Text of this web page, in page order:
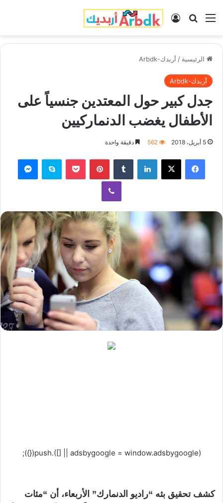
القائمة بحث عنتسجيل الدخول
الرئيسية / أربدك-Arbdk
أربدك-Arbdk
جدل كبير حول المعتدين جنسياً على
الأطفال يغضب الدنماركيين
5 أبريل، 2018 562 دقيقة واحدة
فيسبوك لينكدإن بينتيريست سكايب
ڤايبر
(adsbygoogle = window.adsbygoogle || []).push({});
كشف تحقيق بثه “راديو الدنمارك” الأربعاء، أن “مئات